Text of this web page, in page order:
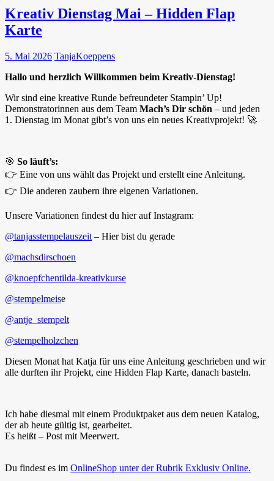
Kreativ Dienstag Mai – Hidden Flap
Karte
5. Mai 2026 TanjaKoeppens
Hallo und herzlich Willkommen beim Kreativ-Dienstag!
Wir sind eine kreative Runde befreundeter Stampin’ Up!
Demonstratorinnen aus dem Team Mach’s Dir schön – und jeden
1. Dienstag im Monat gibt’s von uns ein neues Kreativprojekt! 🚀
🎯 So läuft’s:
👉 Eine von uns wählt das Projekt und erstellt eine Anleitung.
👉 Die anderen zaubern ihre eigenen Variationen.
Unsere Variationen findest du hier auf Instagram:
@tanjasstempelauszeit – Hier bist du gerade
@machsdirschoen
@knoepfchentilda-kreativkurse
@stempelmeise
@antje_stempelt
@stempelholzchen
Diesen Monat hat Katja für uns eine Anleitung geschrieben und wir
alle durften ihr Projekt, eine Hidden Flap Karte, danach basteln.
Ich habe diesmal mit einem Produktpaket aus dem neuen Katalog,
der ab heute gültig ist, gearbeitet.
Es heißt – Post mit Meerwert.
Du findest es im OnlineShop unter der Rubrik Exklusiv Online.